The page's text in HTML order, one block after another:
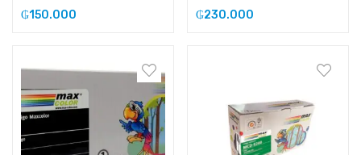
₲150.000
₲230.000